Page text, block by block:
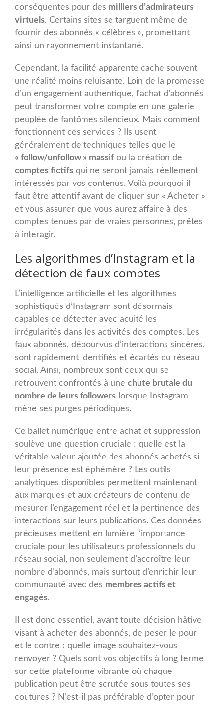
conséquentes pour des milliers d’admirateurs
virtuels. Certains sites se targuent même de
fournir des abonnés « célèbres », promettant
ainsi un rayonnement instantané.
Cependant, la facilité apparente cache souvent
une réalité moins reluisante. Loin de la promesse
d’un engagement authentique, l’achat d’abonnés
peut transformer votre compte en une galerie
peuplée de fantômes silencieux. Mais comment
fonctionnent ces services ? Ils usent
généralement de techniques telles que le
« follow/unfollow » massifou la création de
comptes fictifs qui ne seront jamais réellement
intéressés par vos contenus. Voilà pourquoi il
faut être attentif avant de cliquer sur « Acheter »
et vous assurer que vous aurez affaire à des
comptes tenues par de vraies personnes, prêtes
à interagir.
Les algorithmes d’Instagram et la
détection de faux comptes
L’intelligence artificielle et les algorithmes
sophistiqués d’Instagram sont désormais
capables de détecter avec acuité les
irrégularités dans les activités des comptes. Les
faux abonnés, dépourvus d’interactions sincères,
sont rapidement identifiés et écartés du réseau
social. Ainsi, nombreux sont ceux qui se
retrouvent confrontés à une chute brutale du
nombre de leurs followers lorsque Instagram
mène ses purges périodiques.
Ce ballet numérique entre achat et suppression
soulève une question cruciale : quelle est la
véritable valeur ajoutée des abonnés achetés si
leur présence est éphémère ? Les outils
analytiques disponibles permettent maintenant
aux marques et aux créateurs de contenu de
mesurer l’engagement réel et la pertinence des
interactions sur leurs publications. Ces données
précieuses mettent en lumière l’importance
cruciale pour les utilisateurs professionnels du
réseau social, non seulement d’accroître leur
nombre d’abonnés, mais surtout d’enrichir leur
communauté avec des membres actifs et
engagés.
Il est donc essentiel, avant toute décision hâtive
visant à acheter des abonnés, de peser le pour
et le contre : quelle image souhaitez-vous
renvoyer ? Quels sont vos objectifs à long terme
sur cette plateforme vibrante où chaque
publication peut être scrutée sous toutes ses
coutures ? N’est-il pas préférable d’opter pour